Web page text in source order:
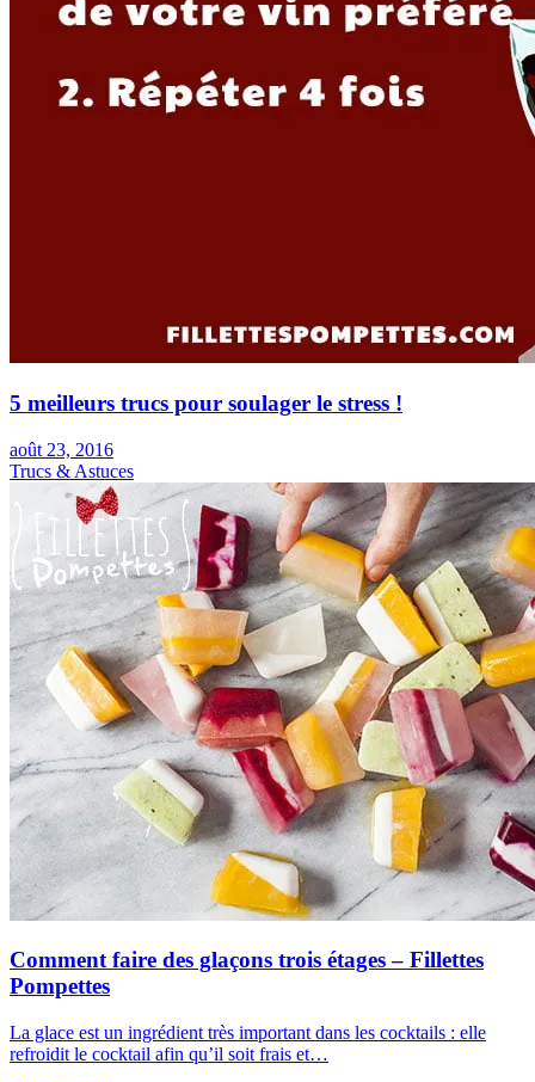
5 meilleurs trucs pour soulager le stress !
août 23, 2016
Trucs & Astuces
Comment faire des glaçons trois étages – Fillettes
Pompettes
La glace est un ingrédient très important dans les cocktails : elle
refroidit le cocktail afin qu’il soit frais et…